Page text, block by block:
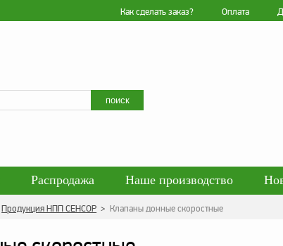
Как сделать заказ? Оплата
Искать
поиск
Распродажа Наше производство
на обработку персональных данных
персональных данных
Продукция НПП СЕНСОР > Клапаны донные скоростные